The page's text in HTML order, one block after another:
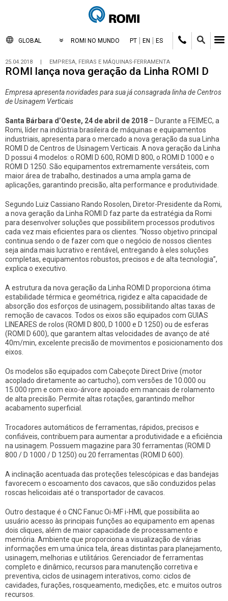
GLOBAL ROMI NO MUNDO PT EN ES
25.04.2018 | EMPRESA, FEIRAS E MÁQUINAS-FERRAMENTA
ROMI lança nova geração da Linha ROMI D
Empresa apresenta novidades para sua já consagrada linha de Centros
de Usinagem Verticais
Santa Bárbara d’Oeste, 24 de abril de 2018 – Durante a FEIMEC, a
Romi, líder na indústria brasileira de máquinas e equipamentos
industriais, apresenta para o mercado a nova geração da sua Linha
ROMI D de Centros de Usinagem Verticais. A nova geração da Linha
D possui 4 modelos: o ROMI D 600, ROMI D 800, o ROMI D 1000 e o
ROMI D 1250. São equipamentos extremamente versáteis, com
maior área de trabalho, destinados a uma ampla gama de
aplicações, garantindo precisão, alta performance e produtividade.
Segundo Luiz Cassiano Rando Rosolen, Diretor-Presidente da Romi,
a nova geração da Linha ROMI D faz parte da estratégia da Romi
para desenvolver soluções que possibilitem processos produtivos
cada vez mais eficientes para os clientes. “Nosso objetivo principal
continua sendo o de fazer com que o negócio de nossos clientes
seja ainda mais lucrativo e rentável, entregando à eles soluções
completas, equipamentos robustos, precisos e de alta tecnologia”,
explica o executivo.
A estrutura da nova geração da Linha ROMI D proporciona ótima
estabilidade térmica e geométrica, rigidez e alta capacidade de
absorção dos esforços de usinagem, possibilitando altas taxas de
remoção de cavacos. Todos os eixos são equipados com GUIAS
LINEARES de rolos (ROMI D 800, D 1000 e D 1250) ou de esferas
(ROMI D 600), que garantem altas velocidades de avanço de até
40m/min, excelente precisão de movimentos e posicionamento dos
eixos.
Os modelos são equipados com Cabeçote Direct Drive (motor
acoplado diretamente ao cartucho), com versões de 10.000 ou
15.000 rpm e com eixo-árvore apoiado em mancais de rolamento
de alta precisão. Permite altas rotações, garantindo melhor
acabamento superficial.
Trocadores automáticos de ferramentas, rápidos, precisos e
confiáveis, contribuem para aumentar a produtividade e a eficiência
na usinagem. Possuem magazine para 30 ferramentas (ROMI D
800 / D 1000 / D 1250) ou 20 ferramentas (ROMI D 600).
A inclinação acentuada das proteções telescópicas e das bandejas
favorecem o escoamento dos cavacos, que são conduzidos pelas
roscas helicoidais até o transportador de cavacos.
Outro destaque é o CNC Fanuc Oi-MF i-HMI, que possibilita ao
usuário acesso às principais funções ao equipamento em apenas
dois cliques, além de maior capacidade de processamento e
memória. Ambiente que proporciona a visualização de várias
informações em uma única tela, áreas distintas para planejamento,
usinagem, melhorias e utilitários. Gerenciador de ferramentas
completo e dinâmico, recursos para manutenção corretiva e
preventiva, ciclos de usinagem interativos, como: ciclos de
cavidades, furações, rosqueamento, medições, etc. e muitos outros
recursos.